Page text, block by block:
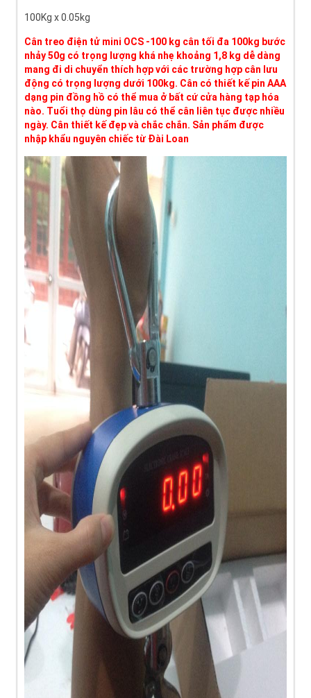
100Kg x 0.05kg
Cân treo điện tử mini OCS -100 kg cân tối đa 100kg bước
nhảy 50g có trọng lượng khá nhẹ khoảng 1,8 kg dễ dàng
mang đi di chuyển thích hợp với các trường hợp cân lưu
động có trọng lượng dưới 100kg. Cân có thiết kế pin AAA
dạng pin đồng hồ có thể mua ở bất cứ cửa hàng tạp hóa
nào. Tuổi thọ dùng pin lâu có thể cân liên tục được nhiều
ngày. Cân thiết kế đẹp và chắc chắn. Sản phẩm được
nhập khẩu nguyên chiếc từ Đài Loan